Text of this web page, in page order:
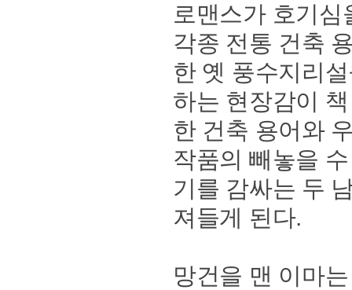
로맨스가 호기
각종 전통 건축
한 옛 풍수지리
하는 현장감이
한 건축 용어와
작품의 빼놓을
기를 감싸는 두
져들게 된다.
망건을 맨 이마